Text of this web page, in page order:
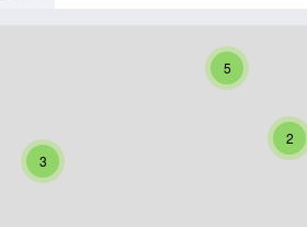
Kärnten
5
2
3